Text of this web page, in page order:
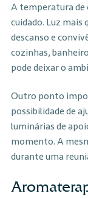
A temperatura de
cuidado. Luz mais
descanso e
cozinhas,
pode deixar o
Outro ponto
possibilidade de
luminárias de
momento. A
durante uma